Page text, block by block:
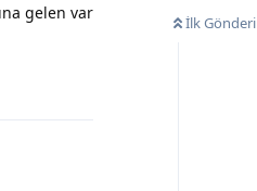
İlk Gönderi
gelen var